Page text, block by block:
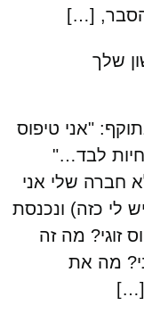
[…]
שלך
"אני טיפוס
לבד…"
חברה שלי אני
לי כזה) ונכנסת
זוגי? מה זה
מה את
[…]